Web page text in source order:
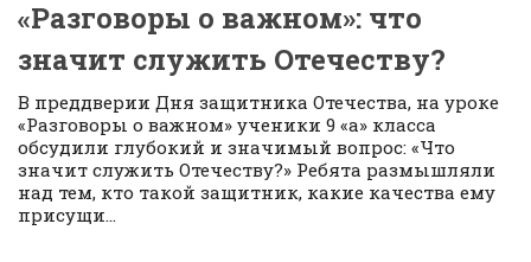
«Разговоры о важном»: что
значит служить Отечеству?
В преддверии Дня защитника Отечества, на уроке
«Разговоры о важном» ученики 9 «а» класса
обсудили глубокий и значимый вопрос: «Что
значит служить Отечеству?» Ребята размышляли
над тем, кто такой защитник, какие качества ему
присущи...